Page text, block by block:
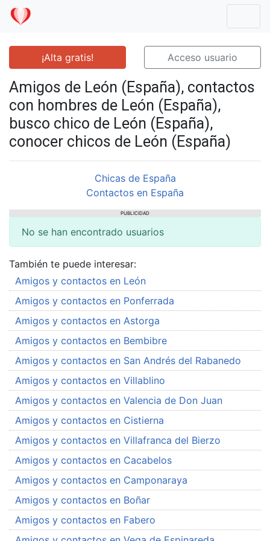
¡Alta gratis! Acceso usuario
Amigos de León (España), contactos
con hombres de León (España),
busco chico de León (España),
conocer chicos de León (España)
Chicas de España
Contactos en España
PUBLICIDAD
No se han encontrado usuarios
También te puede interesar:
Amigos y contactos en León
Amigos y contactos en Ponferrada
Amigos y contactos en Astorga
Amigos y contactos en Bembibre
Amigos y contactos en San Andrés del Rabanedo
Amigos y contactos en Villablino
Amigos y contactos en Valencia de Don Juan
Amigos y contactos en Cistierna
Amigos y contactos en Villafranca del Bierzo
Amigos y contactos en Cacabelos
Amigos y contactos en Camponaraya
Amigos y contactos en Boñar
Amigos y contactos en Fabero